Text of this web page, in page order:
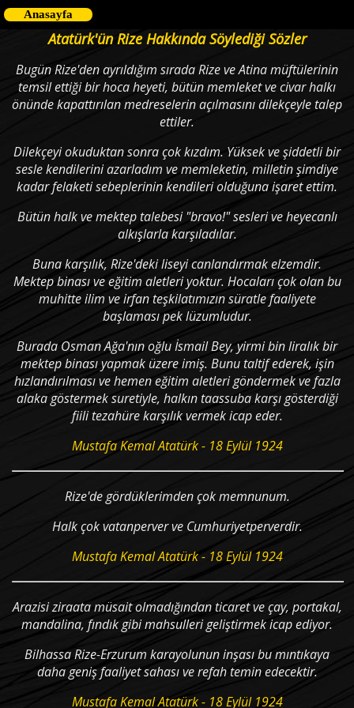
Anasayfa
Atatürk'ün Rize Hakkında Söylediği Sözler
Bugün Rize'den ayrıldığım sırada Rize ve Atina müftülerinin
temsil ettiği bir hoca heyeti, bütün memleket ve civar halkı
önünde kapattırılan medreselerin açılmasını dilekçeyle talep
ettiler.
Dilekçeyi okuduktan sonra çok kızdım. Yüksek ve şiddetli bir
sesle kendilerini azarladım ve memleketin, milletin şimdiye
kadar felaketi sebeplerinin kendileri olduğuna işaret ettim.
Bütün halk ve mektep talebesi "bravo!" sesleri ve heyecanlı
alkışlarla karşıladılar.
Buna karşılık, Rize'deki liseyi canlandırmak elzemdir.
Mektep binası ve eğitim aletleri yoktur. Hocaları çok olan bu
muhitte ilim ve irfan teşkilatımızın süratle faaliyete
başlaması pek lüzumludur.
Burada Osman Ağa'nın oğlu İsmail Bey, yirmi bin liralık bir
mektep binası yapmak üzere imiş. Bunu taltif ederek, işin
hızlandırılması ve hemen eğitim aletleri göndermek ve fazla
alaka göstermek suretiyle, halkın taassuba karşı gösterdiği
fiili tezahüre karşılık vermek icap eder.
Mustafa Kemal Atatürk - 18 Eylül 1924
Rize'de gördüklerimden çok memnunum.
Halk çok vatanperver ve Cumhuriyetperverdir.
Mustafa Kemal Atatürk - 18 Eylül 1924
Arazisi ziraata müsait olmadığından ticaret ve çay, portakal,
mandalina, fındık gibi mahsulleri geliştirmek icap ediyor.
Bilhassa Rize-Erzurum karayolunun inşası bu mıntıkaya
daha geniş faaliyet sahası ve refah temin edecektir.
Mustafa Kemal Atatürk - 18 Eylül 1924